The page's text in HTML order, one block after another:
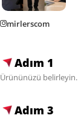
mirlerscom
Adım 1
Ürününüzü belirleyin.
Adım 3